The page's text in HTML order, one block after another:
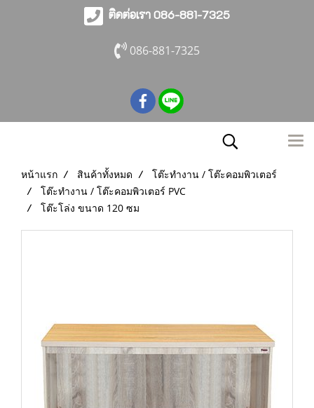
ติดต่อเรา 086-881-7325
086-881-7325
หน้าแรก สินค้าทั้งหมด
โต๊ะทำงาน / โต๊ะคอมพิวเตอร์
โต๊ะทำงาน / โต๊ะคอมพิวเตอร์ PVC
โต๊ะโล่ง ขนาด 120 ซม